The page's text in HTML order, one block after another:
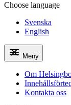
Helsingborgs
Choose language
Svenska
English
Meny
Om
Kontakta oss